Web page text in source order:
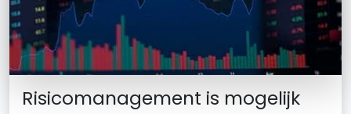
Risicomanagement is mogelijk